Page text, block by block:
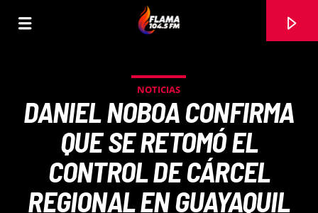
NOTICIAS
DANIEL NOBOA CONFIRMA
QUE SE RETOMÓ EL
CONTROL DE CÁRCEL
REGIONAL EN GUAYAQUIL